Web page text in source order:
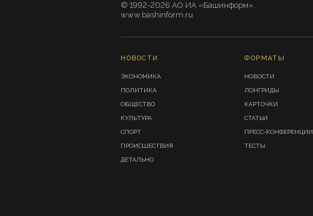
© 1992-2026 АО ИА «Башинформ».
www.bashinform.ru
НОВОСТИ
ЭКОНОМИКА
ПОЛИТИКА
ОБЩЕСТВО
КУЛЬТУРА
СПОРТ
ПРОИСШЕСТВИЯ
ДЕТАЛЬНО
ФОРМАТЫ
НОВОСТИ
ЛОНГРИДЫ
КАРТОЧКИ
СТАТЬИ
ПРЕСС-КОНФЕРЕНЦИИ
ТЕСТЫ